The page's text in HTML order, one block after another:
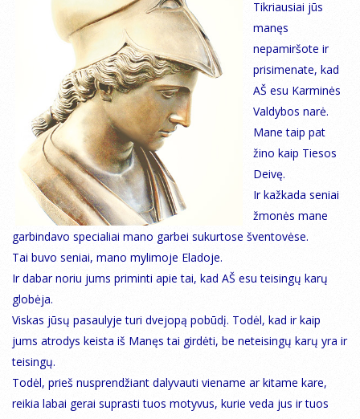
Tikriausiai jūs
manęs
nepamiršote ir
prisimenate, kad
AŠ esu Karminės
Valdybos narė.
Mane taip pat
žino kaip Tiesos
Deivę.
Ir kažkada seniai
žmonės mane
garbindavo specialiai mano garbei sukurtose šventovėse.
Tai buvo seniai, mano mylimoje Eladoje.
Ir dabar noriu jums priminti apie tai, kad AŠ esu teisingų karų
globėja.
Viskas jūsų pasaulyje turi dvejopą pobūdį. Todėl, kad ir kaip
jums atrodys keista iš Manęs tai girdėti, be neteisingų karų yra ir
teisingų.
Todėl, prieš nusprendžiant dalyvauti viename ar kitame kare,
reikia labai gerai suprasti tuos motyvus, kurie veda jus ir tuos